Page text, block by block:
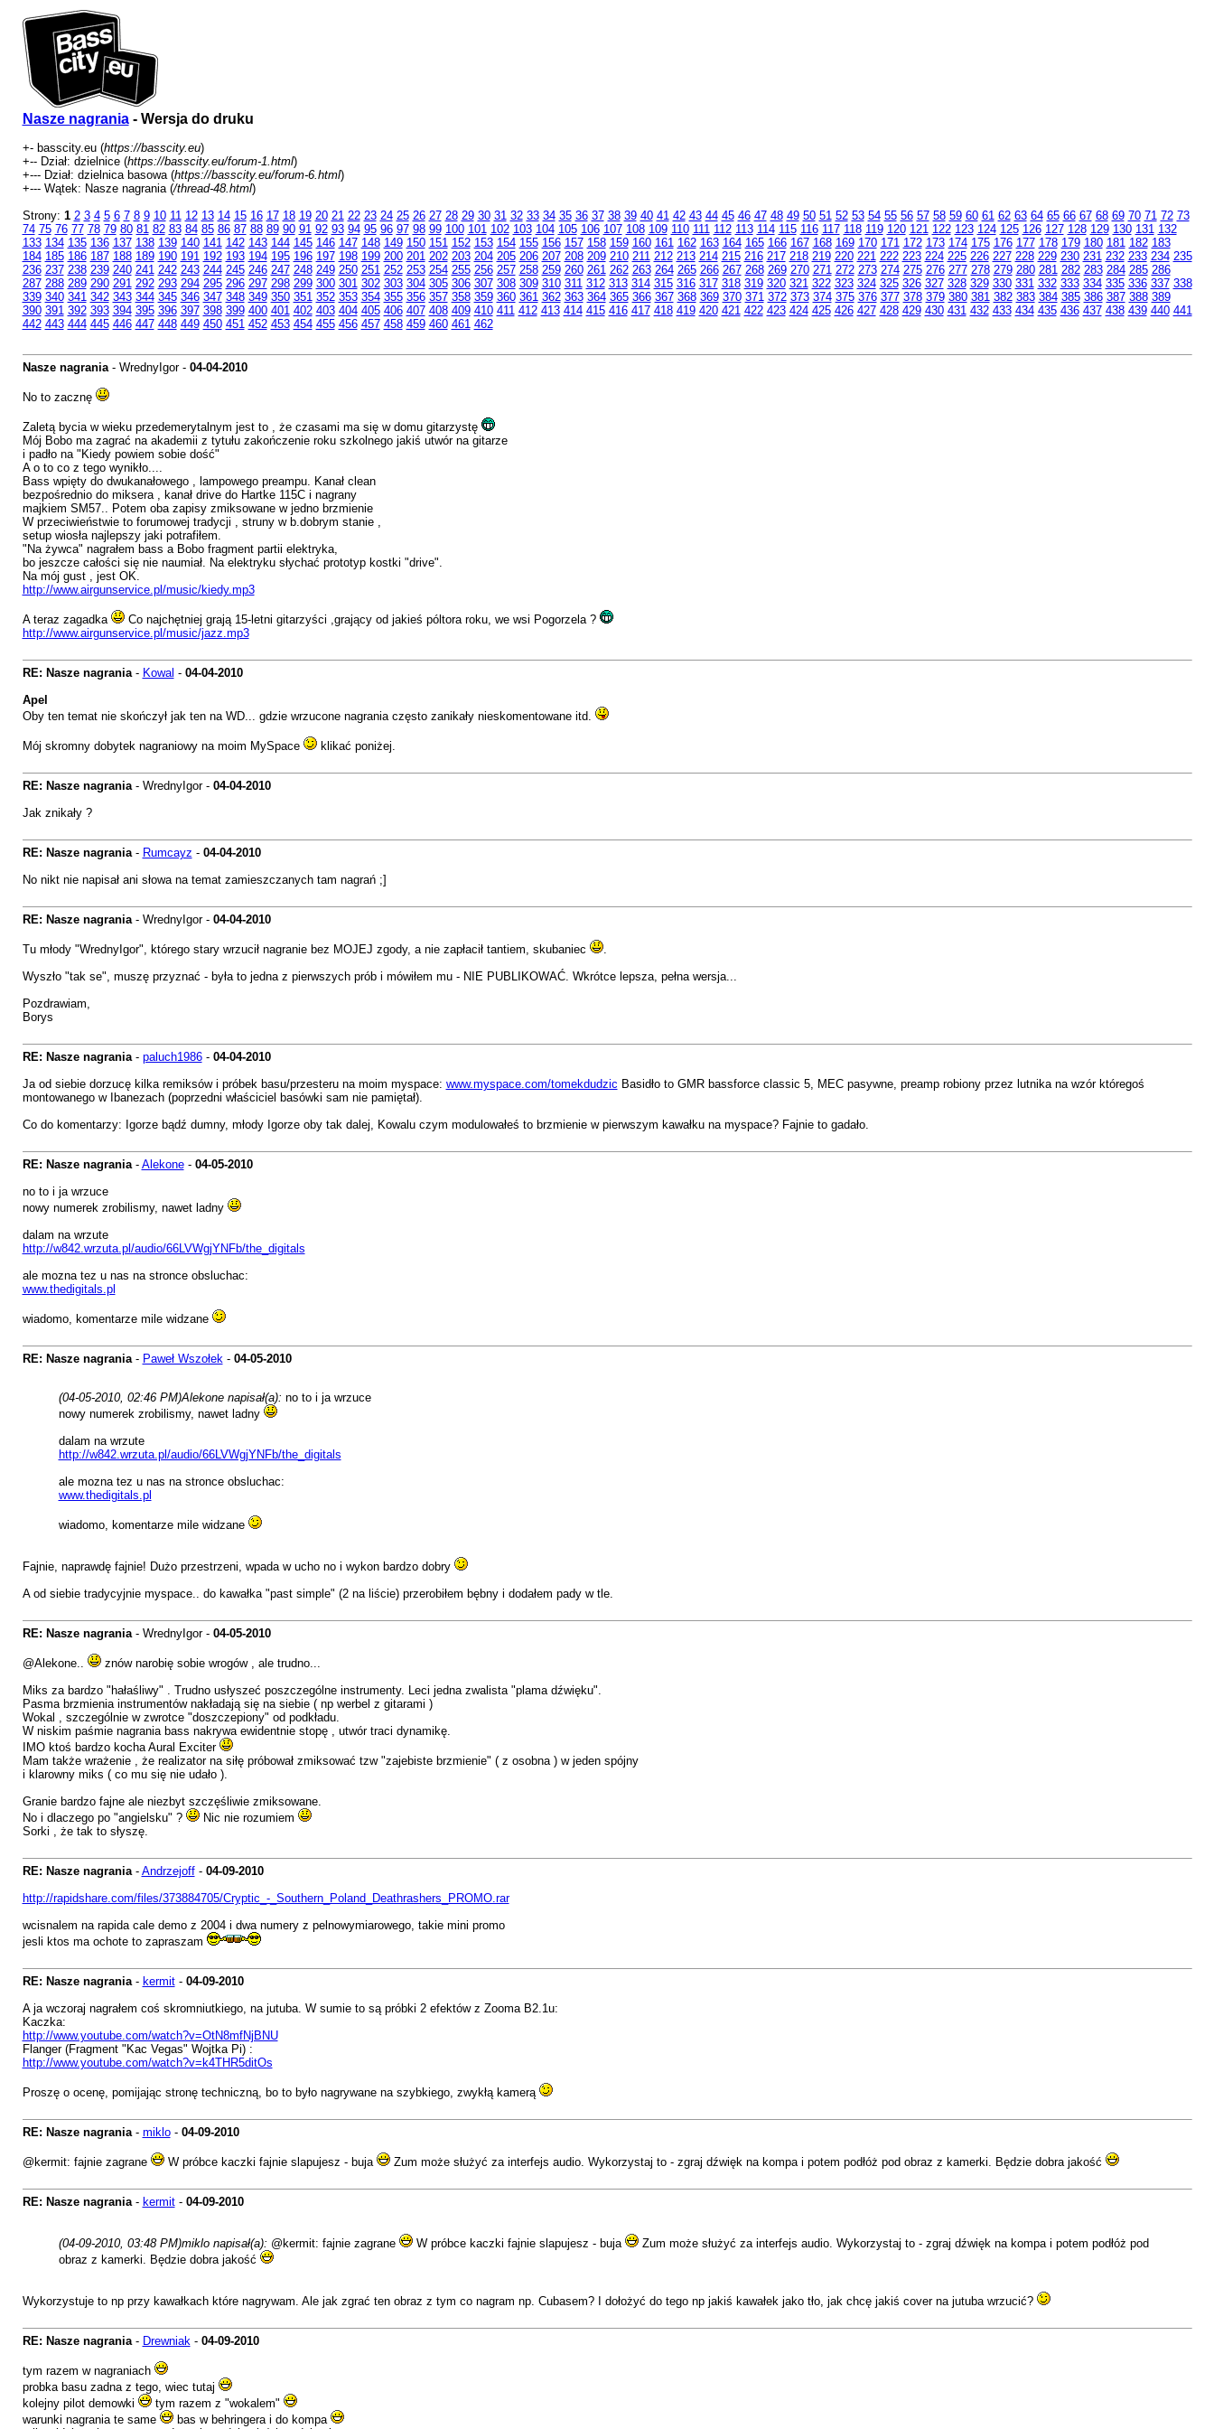
Nasze nagrania- Wersja do druku
+- basscity.eu (https://basscity.eu)
+-- Dział: dzielnice (https://basscity.eu/forum-1.html)
+--- Dział: dzielnica basowa (https://basscity.eu/forum-6.html)
+--- Wątek: Nasze nagrania (/thread-48.html)
Strony: 1 2 3 4 5 6 7 8 9 10 11 12 13 14 15 16 17 18 19 20 21 22 23 24 25 26 27 28 29 30 31 32 33 34 35 36 37 38 39 40 41 42 43 44 45 46 47 48 49 50 51 52 53 54 55 56 57 58 59 60 61 62 63 64 65 66 67 68 69 70 71 72 73
74 75 76 77 78 79 80 81 82 83 84 85 86 87 88 89 90 91 92 93 94 95 96 97 98 99 100 101 102 103 104 105 106 107 108 109 110 111 112 113 114 115 116 117 118 119 120 121 122 123 124 125 126 127 128 129 130 131 132
133 134 135 136 137 138 139 140 141 142 143 144 145 146 147 148 149 150 151 152 153 154 155 156 157 158 159 160 161 162 163 164 165 166 167 168 169 170 171 172 173 174 175 176 177 178 179 180 181 182 183
184 185 186 187 188 189 190 191 192 193 194 195 196 197 198 199 200 201 202 203 204 205 206 207 208 209 210 211 212 213 214 215 216 217 218 219 220 221 222 223 224 225 226 227 228 229 230 231 232 233 234 235
236 237 238 239 240 241 242 243 244 245 246 247 248 249 250 251 252 253 254 255 256 257 258 259 260 261 262 263 264 265 266 267 268 269 270 271 272 273 274 275 276 277 278 279 280 281 282 283 284 285 286
287 288 289 290 291 292 293 294 295 296 297 298 299 300 301 302 303 304 305 306 307 308 309 310 311 312 313 314 315 316 317 318 319 320 321 322 323 324 325 326 327 328 329 330 331 332 333 334 335 336 337 338
339 340 341 342 343 344 345 346 347 348 349 350 351 352 353 354 355 356 357 358 359 360 361 362 363 364 365 366 367 368 369 370 371 372 373 374 375 376 377 378 379 380 381 382 383 384 385 386 387 388 389
390 391 392 393 394 395 396 397 398 399 400 401 402 403 404 405 406 407 408 409 410 411 412 413 414 415 416 417 418 419 420 421 422 423 424 425 426 427 428 429 430 431 432 433 434 435 436 437 438 439 440 441
442 443 444 445 446 447 448 449 450 451 452 453 454 455 456 457 458 459 460 461 462
Nasze nagrania- WrednyIgor - 04-04-2010
No to zacznę
Zaletą bycia w wieku przedemerytalnym jest to , że czasami ma się w domu gitarzystę
Mój Bobo ma zagrać na akademii z tytułu zakończenie roku szkolnego jakiś utwór na gitarze
i padło na "Kiedy powiem sobie dość"
A o to co z tego wynikło....
Bass wpięty do dwukanałowego , lampowego preampu. Kanał clean
bezpośrednio do miksera , kanał drive do Hartke 115C i nagrany
majkiem SM57.. Potem oba zapisy zmiksowane w jedno brzmienie
W przeciwieństwie to forumowej tradycji , struny w b.dobrym stanie ,
setup wiosła najlepszy jaki potrafiłem.
"Na żywca" nagrałem bass a Bobo fragment partii elektryka,
bo jeszcze całości się nie naumiał. Na elektryku słychać prototyp kostki "drive".
Na mój gust , jest OK.
http://www.airgunservice.pl/music/kiedy.mp3
A teraz zagadka
Co najchętniej grają 15-letni gitarzyści ,grający od jakieś póltora roku, we wsi Pogorzela ?
http://www.airgunservice.pl/music/jazz.mp3
RE: Nasze nagrania- Kowal - 04-04-2010
Apel
Oby ten temat nie skończył jak ten na WD... gdzie wrzucone nagrania często zanikały nieskomentowane itd.
Mój skromny dobytek nagraniowy na moim MySpace klikać poniżej.
RE: Nasze nagrania- WrednyIgor - 04-04-2010
Jak znikały ?
RE: Nasze nagrania- Rumcayz - 04-04-2010
No nikt nie napisał ani słowa na temat zamieszczanych tam nagrań ;]
RE: Nasze nagrania- WrednyIgor - 04-04-2010
Tu młody "WrednyIgor", którego stary wrzucił nagranie bez MOJEJ zgody, a nie zapłacił tantiem, skubaniec
.
Wyszło "tak se", muszę przyznać - była to jedna z pierwszych prób i mówiłem mu - NIE PUBLIKOWAĆ. Wkrótce lepsza, pełna wersja...
Pozdrawiam,
Borys
RE: Nasze nagrania- paluch1986- 04-04-2010
Ja od siebie dorzucę kilka remiksów i próbek basu/przesteru na moim myspace: www.myspace.com/tomekdudzic Basidło to GMR bassforce classic 5, MEC pasywne, preamp robiony przez lutnika na wzór któregoś
montowanego w Ibanezach (poprzedni właściciel basówki sam nie pamiętał).
Co do komentarzy: Igorze bądź dumny, młody Igorze oby tak dalej, Kowalu czym modulowałeś to brzmienie w pierwszym kawałku na myspace? Fajnie to gadało.
RE: Nasze nagrania- Alekone- 04-05-2010
no to i ja wrzuce
nowy numerek zrobilismy, nawet ladny
dalam na wrzute
http://w842.wrzuta.pl/audio/66LVWgjYNFb/the_digitals
ale mozna tez u nas na stronce obsluchac:
www.thedigitals.pl
wiadomo, komentarze mile widzane
RE: Nasze nagrania- Paweł Wszołek- 04-05-2010
(04-05-2010, 02:46 PM)Alekone napisał(a): no to i ja wrzuce
nowy numerek zrobilismy, nawet ladny
dalam na wrzute
http://w842.wrzuta.pl/audio/66LVWgjYNFb/the_digitals
ale mozna tez u nas na stronce obsluchac:
www.thedigitals.pl
wiadomo, komentarze mile widzane
Fajnie, naprawdę fajnie! Dużo przestrzeni, wpada w ucho no i wykon bardzo dobry
A od siebie tradycyjnie myspace.. do kawałka "past simple" (2 na liście) przerobiłem bębny i dodałem pady w tle.
RE: Nasze nagrania- WrednyIgor - 04-05-2010
@Alekone..
znów narobię sobie wrogów , ale trudno...
Miks za bardzo "hałaśliwy" . Trudno usłyszeć poszczególne instrumenty. Leci jedna zwalista "plama dźwięku".
Pasma brzmienia instrumentów nakładają się na siebie ( np werbel z gitarami )
Wokal , szczególnie w zwrotce "doszczepiony" od podkładu.
W niskim paśmie nagrania bass nakrywa ewidentnie stopę , utwór traci dynamikę.
IMO ktoś bardzo kocha Aural Exciter
Mam także wrażenie , że realizator na siłę próbował zmiksować tzw "zajebiste brzmienie" ( z osobna ) w jeden spójny
i klarowny miks ( co mu się nie udało ).
Granie bardzo fajne ale niezbyt szczęśliwie zmiksowane.
No i dlaczego po "angielsku" ?
Nic nie rozumiem
Sorki , że tak to słyszę.
RE: Nasze nagrania- Andrzejoff- 04-09-2010
http://rapidshare.com/files/373884705/Cryptic_-_Southern_Poland_Deathrashers_PROMO.rar
wcisnalem na rapida cale demo z 2004 i dwa numery z pelnowymiarowego, takie mini promo
jesli ktos ma ochote to zapraszam
RE: Nasze nagrania- kermit- 04-09-2010
A ja wczoraj nagrałem coś skromniutkiego, na jutuba. W sumie to są próbki 2 efektów z Zooma B2.1u:
Kaczka:
http://www.youtube.com/watch?v=OtN8mfNjBNU
Flanger (Fragment "Kac Vegas" Wojtka Pi) :
http://www.youtube.com/watch?v=k4THR5ditOs
Proszę o ocenę, pomijając stronę techniczną, bo to było nagrywane na szybkiego, zwykłą kamerą
RE: Nasze nagrania- miklo- 04-09-2010
@kermit: fajnie zagrane W próbce kaczki fajnie slapujesz - buja Zum może służyć za interfejs audio. Wykorzystaj to - zgraj dźwięk na kompa i potem podłóż pod obraz z kamerki. Będzie dobra jakość
RE: Nasze nagrania- kermit- 04-09-2010
(04-09-2010, 03:48 PM)miklo napisał(a): @kermit: fajnie zagrane W próbce kaczki fajnie slapujesz - buja
Zum może służyć za interfejs audio. Wykorzystaj to - zgraj dźwięk na kompa i potem podłóż pod
obraz z kamerki. Będzie dobra jakość
Wykorzystuje to np przy kawałkach które nagrywam. Ale jak zgrać ten obraz z tym co nagram np. Cubasem? I dołożyć do tego np jakiś kawałek jako tło, jak chcę jakiś cover na jutuba wrzucić?
RE: Nasze nagrania- Drewniak- 04-09-2010
tym razem w nagraniach
probka basu zadna z tego, wiec tutaj
kolejny pilot demowki
tym razem z "wokalem"
warunki nagrania te same
bas w behringera i do kompa